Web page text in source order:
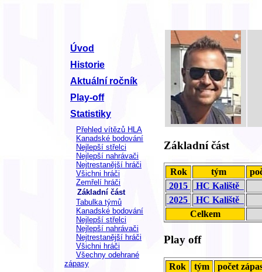
Úvod
Historie
Aktuální ročník
Play-off
Statistiky
Přehled vítězů HLA
Kanadské bodování
Nejlepší střelci
Nejlepší nahrávači
Nejtrestanější hráči
Všichni hráči
Zemřelí hráči
Základní část
Tabulka týmů
Kanadské bodování
Nejlepší střelci
Nejlepší nahrávači
Nejtrestanější hráči
Všichni hráči
Všechny odehrané
zápasy
Základní část
Rok tým
2015
HC Kaliště
2025
HC Kaliště
Celkem
Play off
Rok tým
počet